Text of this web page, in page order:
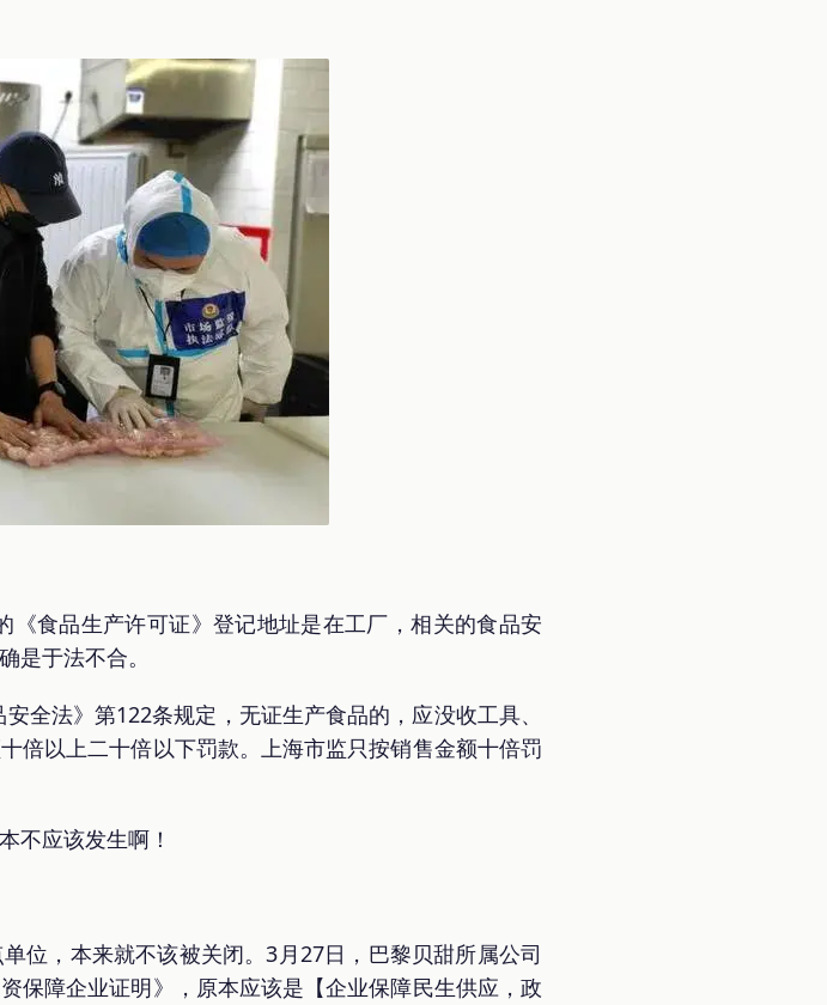
《食品生产许可证》登记地址是在工厂，相关的食品安
是于法不合。
全法》第122条规定，无证生产食品的，应没收工具、
倍以上二十倍以下罚款。上海市监只按销售金额十倍罚
不应该发生啊！
位，本来就不该被关闭。3月27日，巴黎贝甜所属公司
保障企业证明》，原本应该是【企业保障民生供应，政